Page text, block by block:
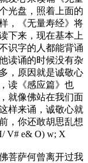
光盘，照着上面的
，《无量寿经》将
下来，现在基本上
识字的人都能背诵
读诵的时候没有杂
，原因就是诚敬心
读《感应篇》也
就像佛站在我们面
样来诵，诚敬心就
，你还敢胡思乱想
V# e& O) w; X
菩萨何曾离开过我